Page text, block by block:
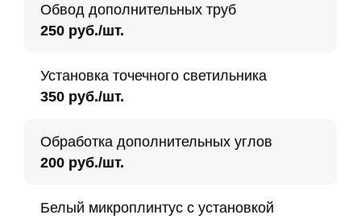
Обвод дополнительных труб
250 руб./шт.
Установка точечного светильника
350 руб./шт.
Обработка дополнительных углов
200 руб./шт.
Белый микроплинтус с установкой